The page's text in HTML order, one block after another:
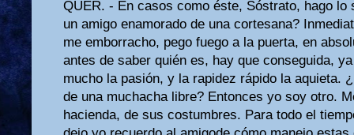
QUÉR. - En casos como éste, Sóstrato, hago lo
un amigo enamorado de una cortesa­na?
me emborra­cho, pego fuego a la puerta, en
antes de saber quién es, hay que conseguida,
mucho la pasión, y la rapi­dez rápido la aquieta.
de una muchacha libre? Entonces yo soy otro.
hacienda, de sus costumbres. Para todo el